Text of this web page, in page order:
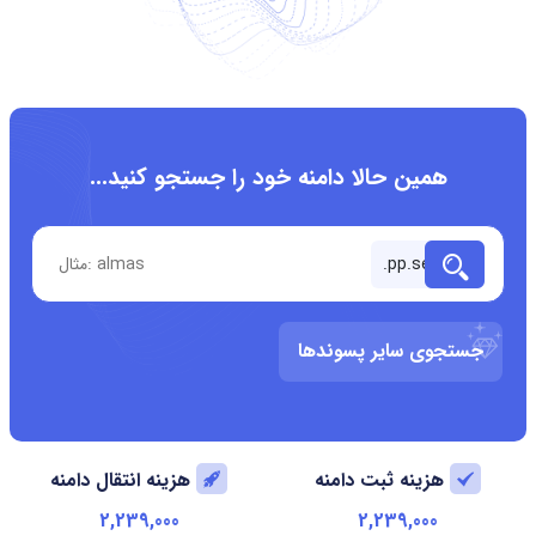
همین حالا دامنه خود را جستجو کنید...
جستجوی سایر پسوندها
هزینه ثبت دامنه
2,239,000
هزینه انتقال دامنه
2,239,000